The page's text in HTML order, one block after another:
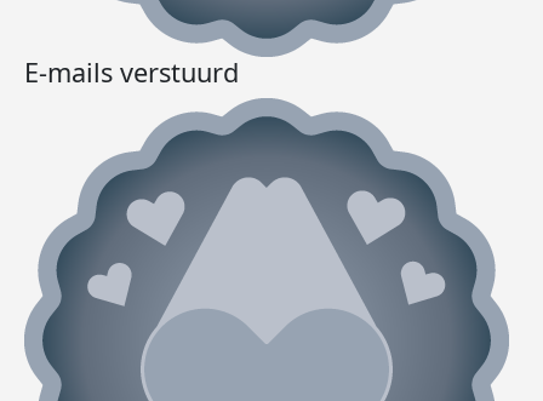
E-mails verstuurd